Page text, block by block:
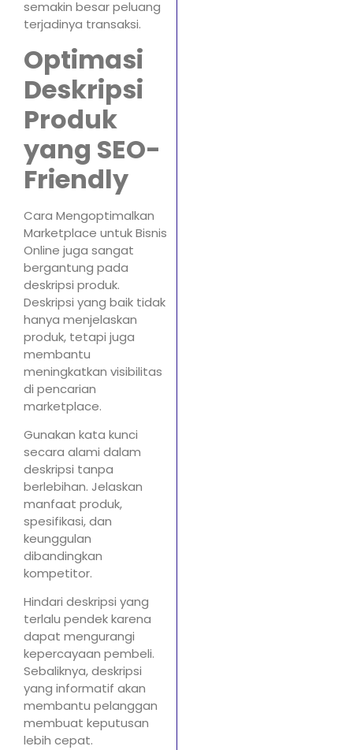
semakin besar peluang
terjadinya transaksi.
Optimasi
Deskripsi
Produk
yang SEO-
Friendly
Cara Mengoptimalkan
Marketplace untuk Bisnis
Online juga sangat
bergantung pada
deskripsi produk.
Deskripsi yang baik tidak
hanya menjelaskan
produk, tetapi juga
membantu
meningkatkan visibilitas
di pencarian
marketplace.
Gunakan kata kunci
secara alami dalam
deskripsi tanpa
berlebihan. Jelaskan
manfaat produk,
spesifikasi, dan
keunggulan
dibandingkan
kompetitor.
Hindari deskripsi yang
terlalu pendek karena
dapat mengurangi
kepercayaan pembeli.
Sebaliknya, deskripsi
yang informatif akan
membantu pelanggan
membuat keputusan
lebih cepat.